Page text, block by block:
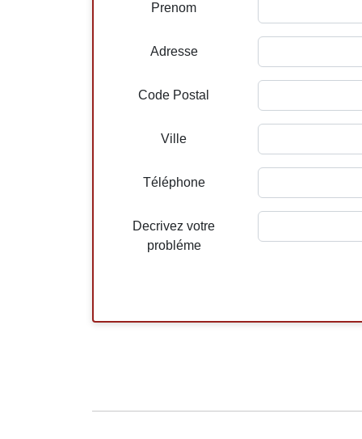
Prenom
Adresse
Code Postal
Ville
Téléphone
Decrivez votre
probléme